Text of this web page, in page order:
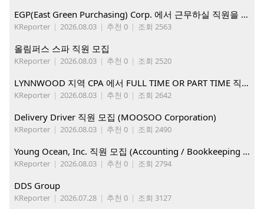
EGP(East Green Purchasing) Corp. 에서 근무하실 직원을 아래와 같이 모집합니다.
KReporter | 2026.08.03 | 추천 0 | 조회 2563
올림퍼스 스파 직원 모집
KReporter | 2026.08.03 | 추천 0 | 조회 2520
LYNNWOOD 지역 CPA 에서 FULL TIME OR PART TIME 직원을 찾습니다
KReporter | 2026.08.03 | 추천 0 | 조회 2642
Delivery Driver 직원 모집 (MOOSOO Corporation)
KReporter | 2026.08.03 | 추천 0 | 조회 2490
Young Ocean, Inc. 직원 모집 (Accounting / Bookkeeping 분야)
KReporter | 2026.08.03 | 추천 0 | 조회 2794
DDS Group
KReporter | 2026.07.28 | 추천 0 | 조회 3127